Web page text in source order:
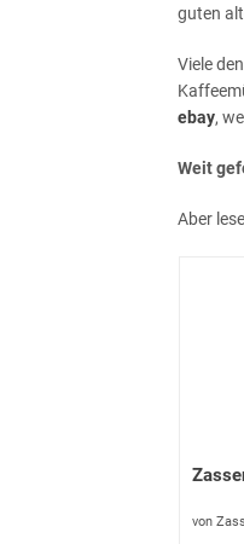
guten
Viele
ebay,
Weit
Aber
von